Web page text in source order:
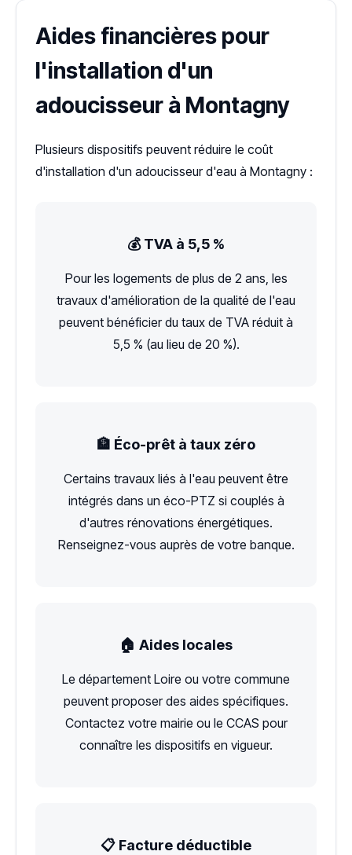
Aides financières pour
l'installation d'un
adoucisseur à Montagny
Plusieurs dispositifs peuvent réduire le coût
d'installation d'un adoucisseur d'eau à Montagny :
💰 TVA à 5,5 %
Pour les logements de plus de 2 ans, les
travaux d'amélioration de la qualité de l'eau
peuvent bénéficier du taux de TVA réduit à
5,5 % (au lieu de 20 %).
🏦 Éco-prêt à taux zéro
Certains travaux liés à l'eau peuvent être
intégrés dans un éco-PTZ si couplés à
d'autres rénovations énergétiques.
Renseignez-vous auprès de votre banque.
🏠 Aides locales
Le département Loire ou votre commune
peuvent proposer des aides spécifiques.
Contactez votre mairie ou le CCAS pour
connaître les dispositifs en vigueur.
📋 Facture déductible